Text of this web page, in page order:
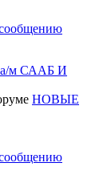
м СААБ И
НОВЫЕ